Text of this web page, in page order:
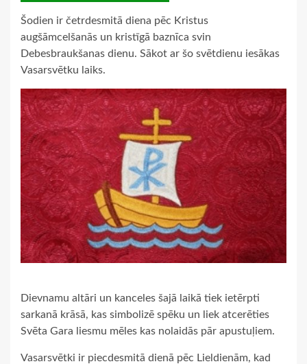
Šodien ir četrdesmitā diena pēc Kristus
augšāmcelšanās un kristīgā baznīca svin
Debesbraukšanas dienu. Sākot ar šo svētdienu iesākas
Vasarsvētku laiks.
Dievnamu altāri un kanceles šajā laikā tiek ietērpti
sarkanā krāsā, kas simbolizē spēku un liek atcerēties
Svēta Gara liesmu mēles kas nolaidās pār apustuļiem.
Vasarsvētki ir piecdesmitā dienā pēc Lieldienām, kad